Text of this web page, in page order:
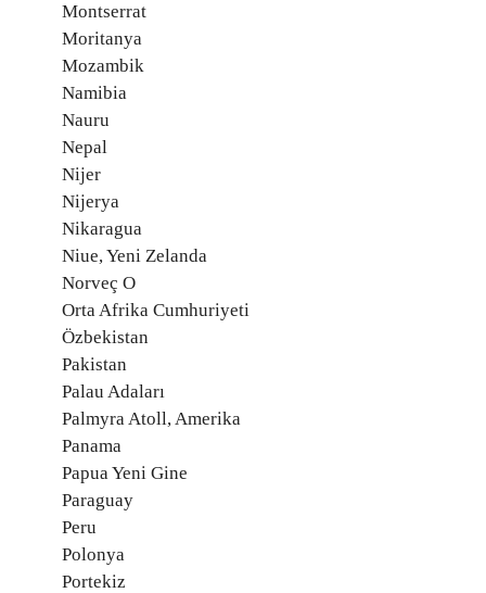
Montserrat
Moritanya
Mozambik
Namibia
Nauru
Nepal
Nijer
Nijerya
Nikaragua
Niue, Yeni Zelanda
Norveç O
Orta Afrika Cumhuriyeti
Özbekistan
Pakistan
Palau Adaları
Palmyra Atoll, Amerika
Panama
Papua Yeni Gine
Paraguay
Peru
Polonya
Portekiz